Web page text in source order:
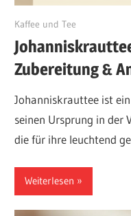
August 7, 2024
Kaffee und Tee
Zubereitung &
Johanniskrauttee ist
seinen Ursprung in der
die für ihre leuchtend
Weiterlesen